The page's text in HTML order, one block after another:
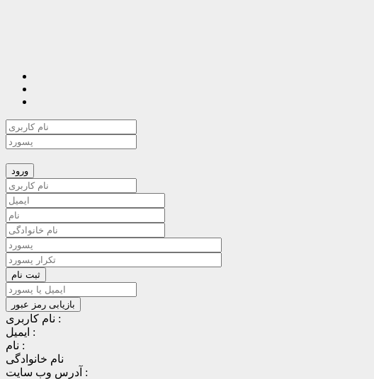
نام کاربری :
ایمیل :
نام :
نام خانوادگی
آدرس وب سایت :